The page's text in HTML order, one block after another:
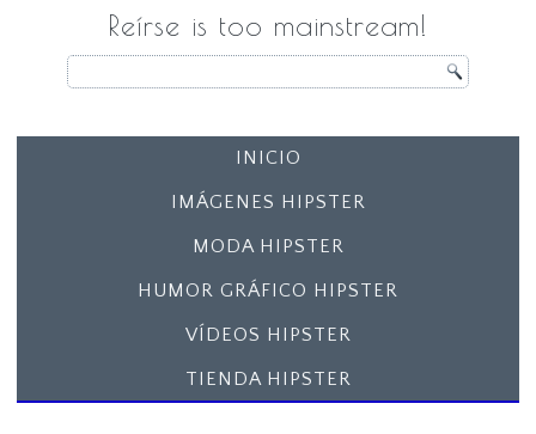
Reírse is too mainstream!
INICIO
IMÁGENES HIPSTER
MODA HIPSTER
HUMOR GRÁFICO HIPSTER
VÍDEOS HIPSTER
TIENDA HIPSTER